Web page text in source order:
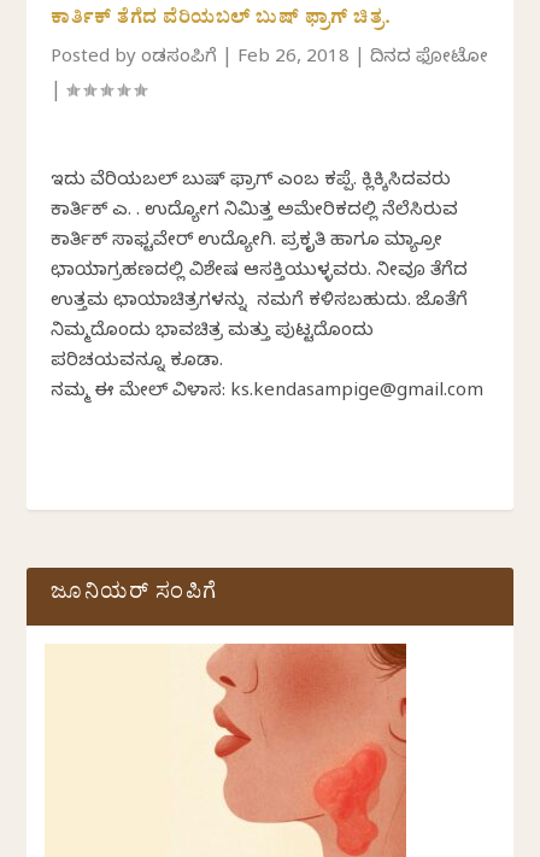
ಕಾರ್ತಿಕ್ ತೆಗೆದ ವೆರಿಯಬಲ್ ಬುಷ್ ಫ್ರಾಗ್ ಚಿತ್ರ.
Posted byಕೆಂಡಸಂಪಿಗೆ Feb 26, 2018 |ದಿನದ ಫೋಟೋ
|
ಇದು ವೆರಿಯಬಲ್ ಬುಷ್ ಫ್ರಾಗ್ ಎಂಬ ಕಪ್ಪೆ. ಕ್ಲಿಕ್ಕಿಸಿದವರು
ಕಾರ್ತಿಕ್ ಎ. ಕೆ. ಉದ್ಯೋಗ ನಿಮಿತ್ತ ಅಮೇರಿಕದಲ್ಲಿ ನೆಲೆಸಿರುವ
ಕಾರ್ತಿಕ್ ಸಾಫ್ಟವೇರ್ ಉದ್ಯೋಗಿ. ಪ್ರಕೃತಿ ಹಾಗೂ ಮ್ಯಾಕ್ರೋ
ಛಾಯಾಗ್ರಹಣದಲ್ಲಿ ವಿಶೇಷ ಆಸಕ್ತಿಯುಳ್ಳವರು. ನೀವೂ ತೆಗೆದ
ಉತ್ತಮ ಛಾಯಾಚಿತ್ರಗಳನ್ನು ನಮಗೆ ಕಳಿಸಬಹುದು. ಜೊತೆಗೆ
ನಿಮ್ಮದೊಂದು ಭಾವಚಿತ್ರ ಮತ್ತು ಪುಟ್ಟದೊಂದು
ಪರಿಚಯವನ್ನೂ ಕೂಡಾ.
ನಮ್ಮ ಈ ಮೇಲ್ ವಿಳಾಸ: ks.kendasampige@gmail.com
ಜೂನಿಯರ್ ಸಂಪಿಗೆ